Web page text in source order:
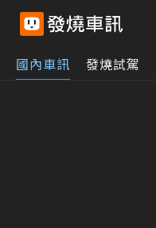
國內車訊 發燒試駕